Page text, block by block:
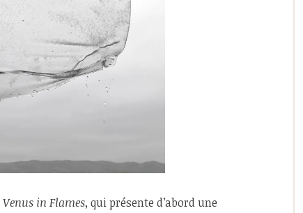
Venus in Flames, qui présente d’abord une